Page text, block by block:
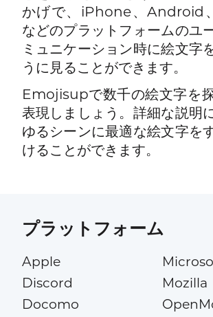
かげで、iPhone、Android
などのプラットフォームのユ
ミュニケーション時に絵文字
うに見ることができます。
Emojisupで数千の絵文字を
表現しましょう。詳細な説明
ゆるシーンに最適な絵文字を
けることができます。
プラットフォーム
Apple
Discord
Docomo
Mozilla